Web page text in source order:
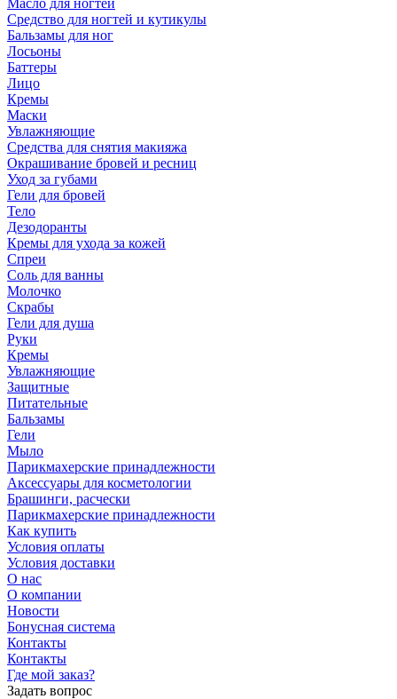
Масло для ногтей
Средство для ногтей и кутикулы
Бальзамы для ног
Лосьоны
Баттеры
Лицо
Кремы
Маски
Увлажняющие
Средства для снятия макияжа
Окрашивание бровей и ресниц
Уход за губами
Гели для бровей
Тело
Дезодоранты
Кремы для ухода за кожей
Спреи
Соль для ванны
Молочко
Скрабы
Гели для душа
Руки
Кремы
Увлажняющие
Защитные
Питательные
Бальзамы
Гели
Мыло
Парикмахерские принадлежности
Аксессуары для косметологии
Брашинги, расчески
Парикмахерские принадлежности
Как купить
Условия оплаты
Условия доставки
О нас
О компании
Новости
Бонусная система
Контакты
Контакты
Где мой заказ?
Задать вопрос